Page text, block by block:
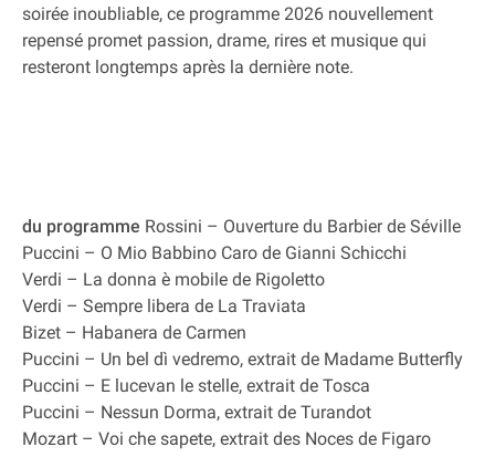
soirée inoubliable, ce programme 2026 nouvellement
repensé promet passion, drame, rires et musique qui
resteront longtemps après la dernière note.
du programme Rossini – Ouverture du Barbier de Séville
Puccini – O Mio Babbino Caro de Gianni Schicchi
Verdi – La donna è mobile de Rigoletto
Verdi – Sempre libera de La Traviata
Bizet – Habanera de Carmen
Puccini – Un bel dì vedremo, extrait de Madame Butterfly
Puccini – E lucevan le stelle, extrait de Tosca
Puccini – Nessun Dorma, extrait de Turandot
Mozart – Voi che sapete, extrait des Noces de Figaro